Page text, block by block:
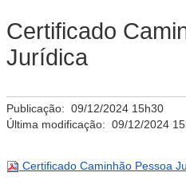
Certificado
Jurídica
Publicação: 09/12/2024 15h30
Última modificação: 09/12/2024
Certificado Caminhão Pessoa